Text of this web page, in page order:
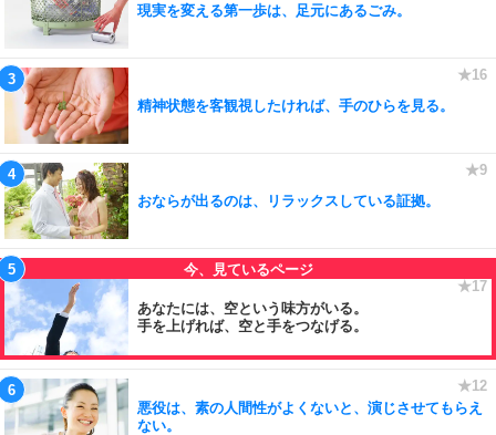
現実を変える第一歩は、足元にあるごみ。
精神状態を客観視したければ、手のひらを見る。
おならが出るのは、リラックスしている証拠。
あなたには、空という味方がいる。
手を上げれば、空と手をつなげる。
悪役は、素の人間性がよくないと、演じさせてもらえ
ない。